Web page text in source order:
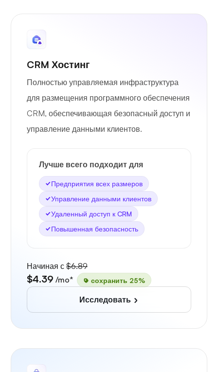
CRM Хостинг
Полностью управляемая инфраструктура
для размещения программного обеспечения
CRM, обеспечивающая безопасный доступ и
управление данными клиентов.
Лучше всего подходит для
Предприятия всех размеров
Управление данными клиентов
Удаленный доступ к CRM
Повышенная безопасность
Начиная с $6.89
$4.39 /mo* сохранить 25%
Исследовать